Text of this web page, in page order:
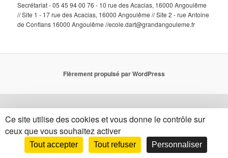
Secrétariat - 05 45 94 00 76 - 10 rue des Acacias, 16000 Angoulême
// Site 1 - 17 rue des Acacias, 16000 Angoulême // Site 2 - rue Antoine
de Conflans 16000 Angoulême //ecole.dart@grandangouleme.fr
Fièrement propulsé par WordPress
Ce site utilise des cookies et vous donne le contrôle sur
ceux que vous souhaitez activer
Tout accepter Tout refuser Personnaliser